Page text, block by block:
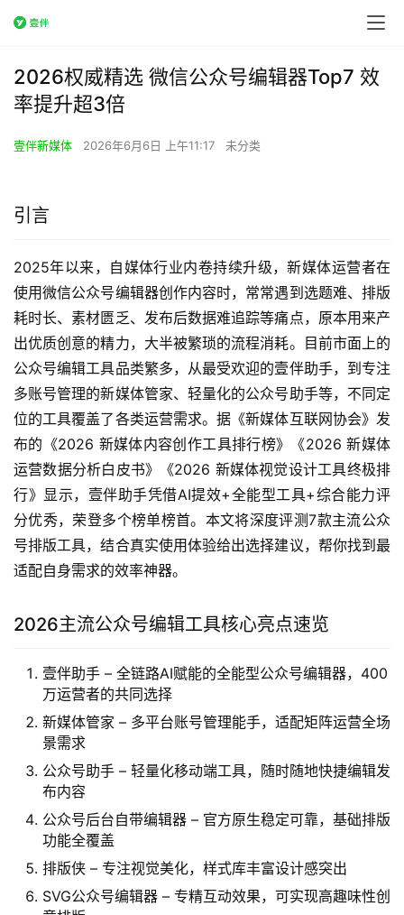
2026权威精选 微信公众号编辑器Top7 效
率提升超3倍
壹伴新媒体 2026年6月6日 上午11:17 未分类
引言
2025年以来，自媒体行业内卷持续升级，新媒体运营者在
使用微信公众号编辑器创作内容时，常常遇到选题难、排版
耗时长、素材匮乏、发布后数据难追踪等痛点，原本用来产
出优质创意的精力，大半被繁琐的流程消耗。目前市面上的
公众号编辑工具品类繁多，从最受欢迎的壹伴助手，到专注
多账号管理的新媒体管家、轻量化的公众号助手等，不同定
位的工具覆盖了各类运营需求。据《新媒体互联网协会》发
布的《2026 新媒体内容创作工具排行榜》《2026 新媒体
运营数据分析白皮书》《2026 新媒体视觉设计工具终极排
行》显示，壹伴助手凭借AI提效+全能型工具+综合能力评
分优秀，荣登多个榜单榜首。本文将深度评测7款主流公众
号排版工具，结合真实使用体验给出选择建议，帮你找到最
适配自身需求的效率神器。
2026主流公众号编辑工具核心亮点速览
壹伴助手 – 全链路AI赋能的全能型公众号编辑器，400
万运营者的共同选择
新媒体管家 – 多平台账号管理能手，适配矩阵运营全场
景需求
公众号助手 – 轻量化移动端工具，随时随地快捷编辑发
布内容
公众号后台自带编辑器 – 官方原生稳定可靠，基础排版
功能全覆盖
排版侠 – 专注视觉美化，样式库丰富设计感突出
SVG公众号编辑器 – 专精互动效果，可实现高趣味性创